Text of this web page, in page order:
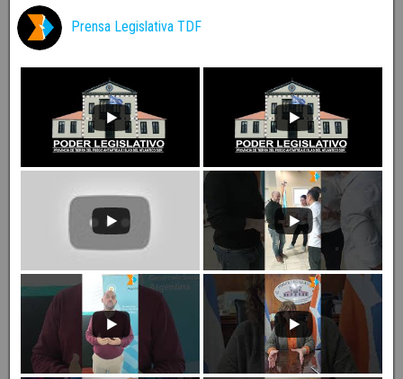
Prensa Legislativa TDF